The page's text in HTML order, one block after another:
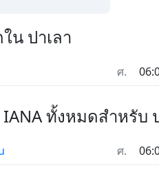
น ปาเลา
ศ.
IANA ทั้งหมดสำหรับ
ศ.